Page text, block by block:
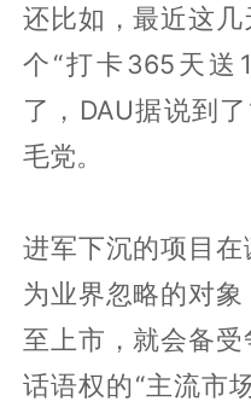
还比如，最近这
个“打卡365天送
了，DAU据说到
毛党。
进军下沉的项目
为业界忽略的对
至上市，就会备
话语权的“主流市